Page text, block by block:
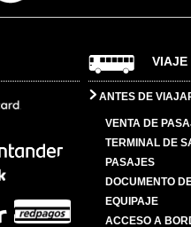
VIAJE
ANTES DE
VENTA DE
TERMINAL DE
PASAJES
DOCUMENTO
EQUIPAJE
ACCESO A